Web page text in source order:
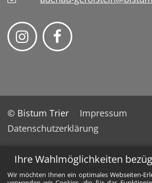
Ihre Wahlmöglichkeiten
Wir möchten Ihnen ein optimales Webseiten-
© Bistum Trier
Impressum
Datenschutzerklärung